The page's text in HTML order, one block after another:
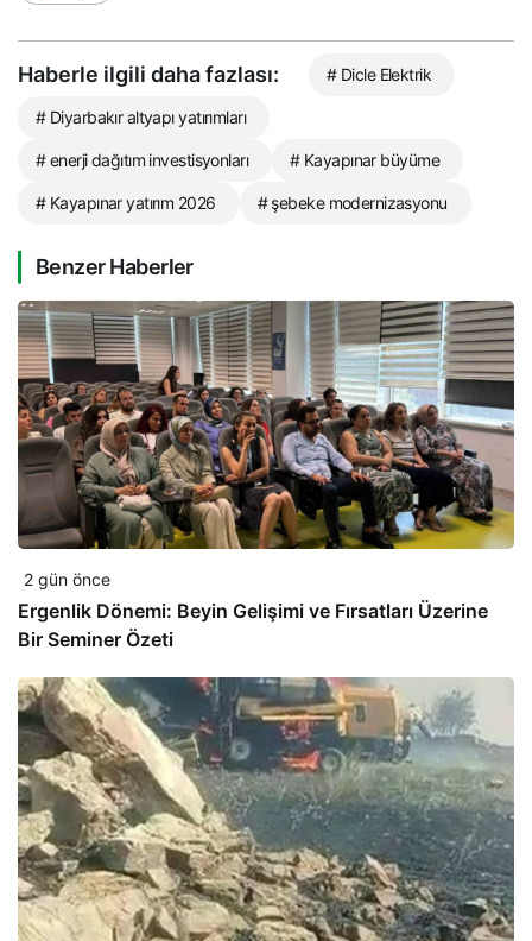
Haberle ilgili daha fazlası: # Dicle Elektrik
# Diyarbakır altyapı yatırımları
# enerji dağıtım investisyonları # Kayapınar büyüme
# Kayapınar yatırım 2026 # şebeke modernizasyonu
Benzer Haberler
2 gün önce
Ergenlik Dönemi: Beyin Gelişimi ve Fırsatları Üzerine
Bir Seminer Özeti